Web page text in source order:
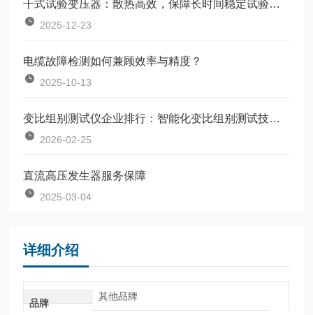
干式试验变压器：散热高效，保障长时间稳定试验运行
2025-12-23
电缆故障检测如何兼顾效率与精度？
2025-10-13
变比组别测试仪企业排行：智能化变比组别测试技术与品牌选择
2026-02-25
直流高压发生器服务保障
2025-03-04
详细介绍
品牌
其他品牌